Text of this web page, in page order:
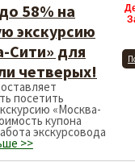
58% на
экскурсию
Сити» для
четверых!
посетить
«Москва-
купона
экскурсовода
>>